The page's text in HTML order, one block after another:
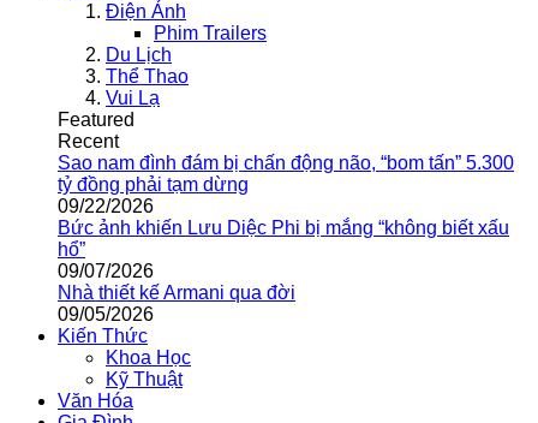
Điện Ảnh
Phim Trailers
Du Lịch
Thể Thao
Vui Lạ
Featured
Recent
Sao nam đình đám bị chấn động não, “bom tấn” 5.300
tỷ đồng phải tạm dừng
09/22/2026
Bức ảnh khiến Lưu Diệc Phi bị mắng “không biết xấu
hổ”
09/07/2026
Nhà thiết kế Armani qua đời
09/05/2026
Kiến Thức
Khoa Học
Kỹ Thuật
Văn Hóa